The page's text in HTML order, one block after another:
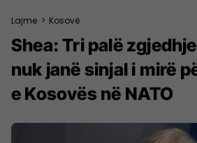
Lajme > Kosovë
Shea: Tri palë
nuk janë sinjal i mirë
e Kosovës në NATO